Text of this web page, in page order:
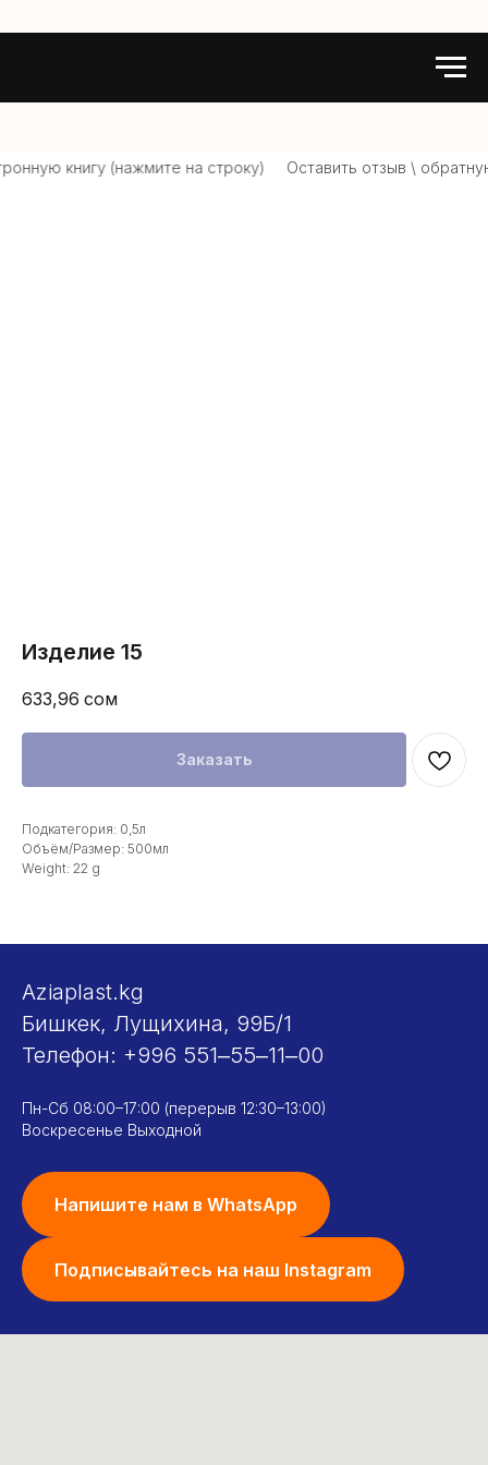
книгу (нажмите на строку) Оставить отзыв \
Изделие 15
633,96 сом
Заказать
Подкатегория: 0,5л
Объём/Размер: 500мл
Weight: 22 g
Aziaplast.kg
Бишкек, Лущихина, 99Б/1
Телефон: +996 551‒55‒11‒00
Пн-Сб 08:00–17:00 (перерыв 12:30–13:00)
Воскресенье Выходной
Напишите нам в WhatsApp
Подписывайтесь на наш Instagram